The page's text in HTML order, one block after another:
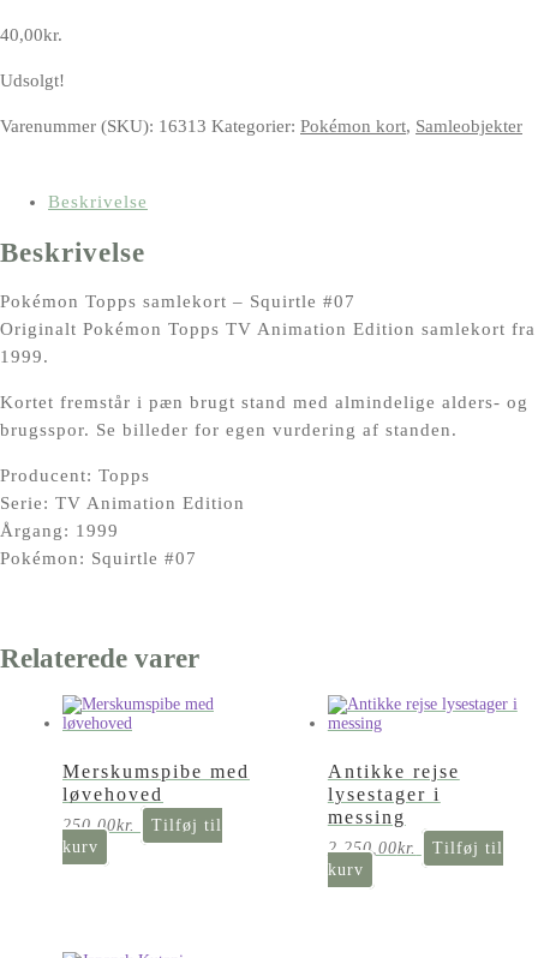
40,00kr.
Udsolgt!
Varenummer (SKU): 16313 Kategorier: Pokémon kort, Samleobjekter
Beskrivelse
Beskrivelse
Pokémon Topps samlekort – Squirtle #07
Originalt Pokémon Topps TV Animation Edition samlekort fra
1999.
Kortet fremstår i pæn brugt stand med almindelige alders- og
brugsspor. Se billeder for egen vurdering af standen.
Producent: Topps
Serie: TV Animation Edition
Årgang: 1999
Pokémon: Squirtle #07
Relaterede varer
Merskumspibe med
løvehoved
250,00kr.
Tilføj til
kurv
Antikke rejse
lysestager i
messing
2.250,00kr.
Tilføj til
kurv